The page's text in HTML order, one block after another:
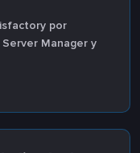
por
Manager y